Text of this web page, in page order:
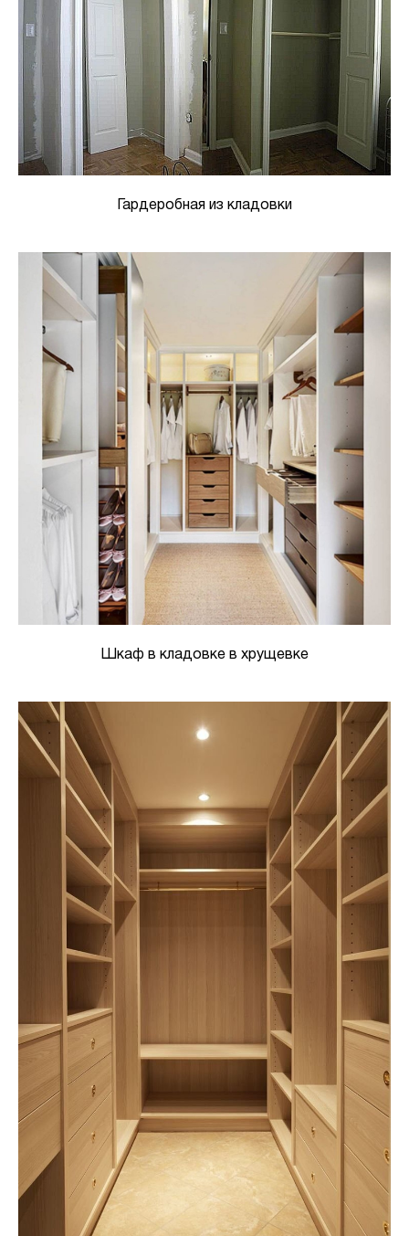
Гардеробная из кладовки
Шкаф в кладовке в хрущевке